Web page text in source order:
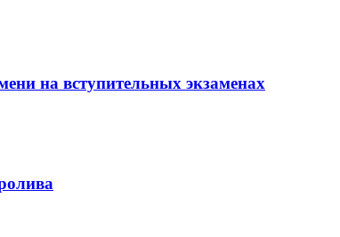
на вступительных экзаменах